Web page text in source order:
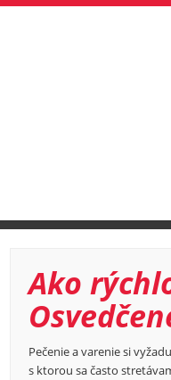
Ako
Pečenie a varenie si
s ktorou sa často